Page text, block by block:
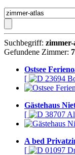
Suchbegriff: zimmer-
Gefundene Zimmer:
Ostsee
[
23694
Gästehaus
[
38707
A bed
[
01097